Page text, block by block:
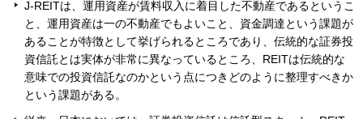
J-REITは、運用資産が賃料収入に着目した不動産であるというこ
と、運用資産は一の不動産でもよいこと、資金調達という課題が
あることが特徴として挙げられるところであり、伝統的な証券投
資信託とは実体が非常に異なっているところ、REITは伝統的な
意味での投資信託なのかという点につきどのように整理すべきか
という課題がある。